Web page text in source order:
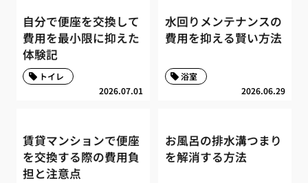
自分で便座を交換して
費用を最小限に抑えた
体験記
2026.07.01
トイレ
水回りメンテナンスの
費用を抑える賢い方法
2026.06.29
浴室
賃貸マンションで便座
を交換する際の費用負
担と注意点
お風呂の排水溝つまり
を解消する方法